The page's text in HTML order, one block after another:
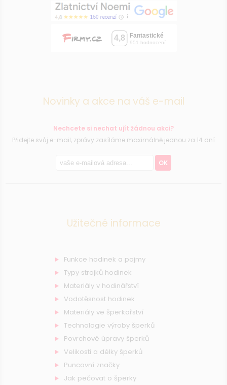
Novinky a akce na váš e-mail
Nechcete si nechat ujít žádnou akci?
Přidejte svůj e-mail, zprávy zasíláme maximálně jednou za 14 dní
OK
Užitečné informace
Funkce hodinek a pojmy
Typy strojků hodinek
Materiály v hodinářství
Vodotěsnost hodinek
Materiály ve šperkařství
Technologie výroby šperků
Povrchové úpravy šperků
Velikosti a délky šperků
Puncovní značky
Jak pečovat o šperky